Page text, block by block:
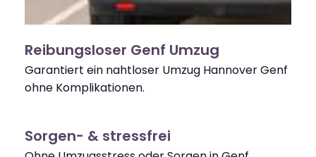
Reibungsloser Genf Umzug
Garantiert ein nahtloser Umzug Hannover Genf
ohne Komplikationen.
Sorgen- & stressfrei